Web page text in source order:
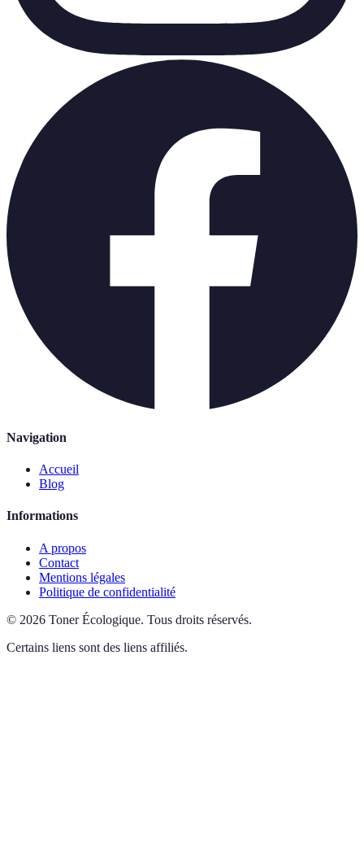
Navigation
Accueil
Blog
Informations
A propos
Contact
Mentions légales
Politique de confidentialité
© 2026 Toner Écologique. Tous droits réservés.
Certains liens sont des liens affiliés.